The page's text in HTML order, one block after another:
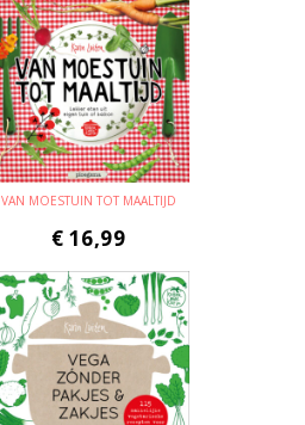
VAN MOESTUIN TOT MAALTIJD
€ 16,99